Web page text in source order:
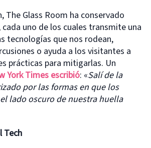
The Glass Room ha conservado
uno de los cuales transmite una
tecnologías que nos rodean,
o ayuda a los visitantes a
prácticas para mitigarlas. Un
York Times escribió: «Salí de la
por las formas en que los
lado oscuro de nuestra huella
Tech